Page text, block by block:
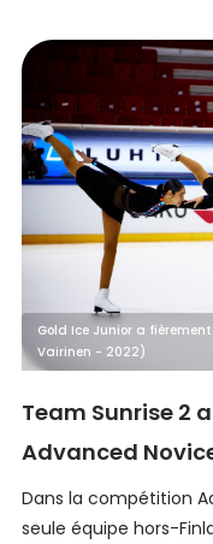
Gold Ice Junior a
Vairinen - 2022)
Team Sunrise 2
Advanced
Dans la compétition
seule équipe hors-